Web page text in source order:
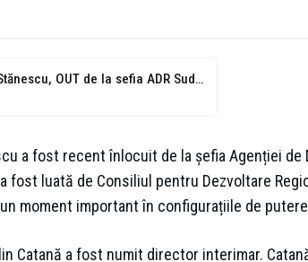
Alexandru Stănescu, OUT de la sefia ADR Sud-Vest ”Oltenia”
a fost recent înlocuit de la șefia Agenției de
a fost luată de Consiliul pentru Dezvoltare
moment important în configurațiile de
Catană a fost numit director interimar.